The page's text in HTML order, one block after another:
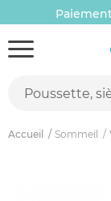
Accueil Sommeil